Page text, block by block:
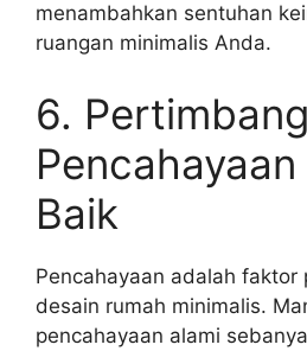
menambahkan sentuhan
ruangan minimalis Anda.
6.
Baik
Pencahayaan adalah faktor
desain rumah minimalis.
pencahayaan alami